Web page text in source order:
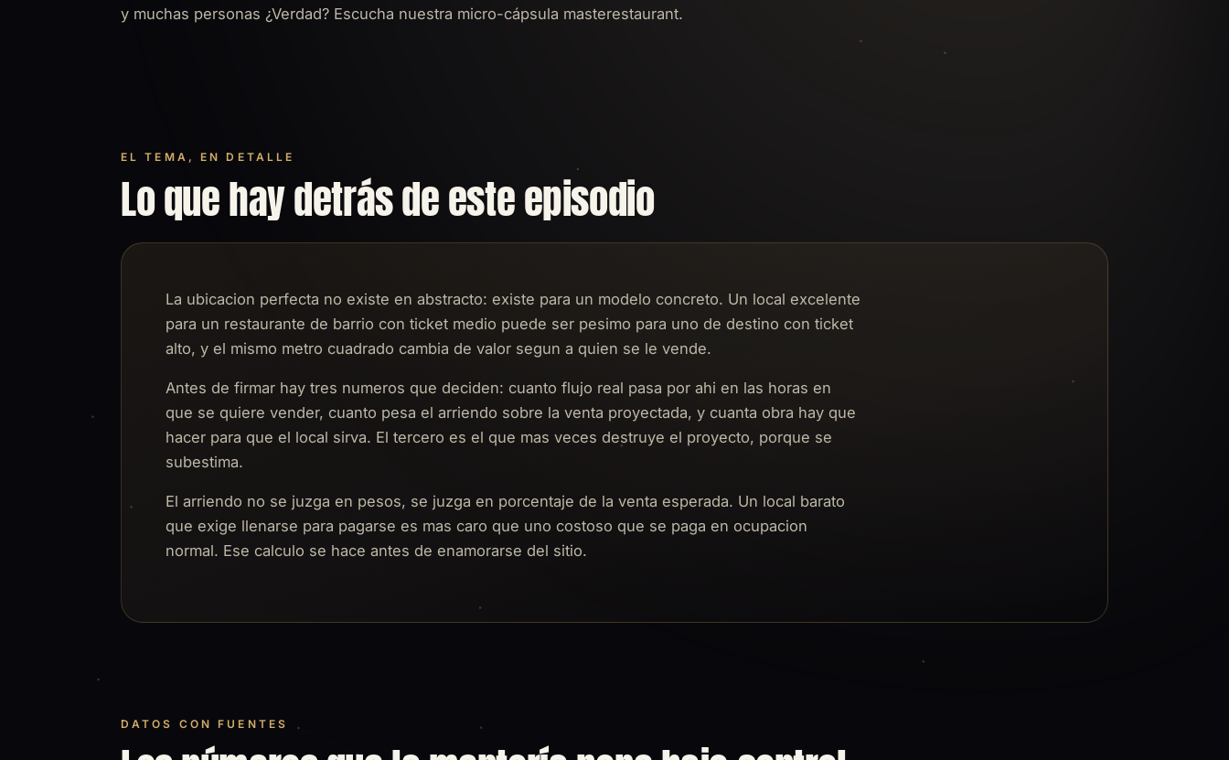
y muchas personas ¿Verdad? Escucha nuestra micro-cápsula masterestaurant.
EL TEMA, EN DETALLE
Lo que hay detrás de este episodio
La ubicacion perfecta no existe en abstracto: existe para un modelo concreto. Un local excelente
para un restaurante de barrio con ticket medio puede ser pesimo para uno de destino con ticket
alto, y el mismo metro cuadrado cambia de valor segun a quien se le vende.
Antes de firmar hay tres numeros que deciden: cuanto flujo real pasa por ahi en las horas en
que se quiere vender, cuanto pesa el arriendo sobre la venta proyectada, y cuanta obra hay que
hacer para que el local sirva. El tercero es el que mas veces destruye el proyecto, porque se
subestima.
El arriendo no se juzga en pesos, se juzga en porcentaje de la venta esperada. Un local barato
que exige llenarse para pagarse es mas caro que uno costoso que se paga en ocupacion
normal. Ese calculo se hace antes de enamorarse del sitio.
DATOS CON FUENTES